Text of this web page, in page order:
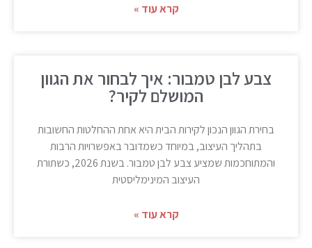
קרא עוד »
צבע לבן טמבור: איך לבחור את הגוון
המושלם לקיר?
בחירת הגוון הנכון לקירות הבית היא אחת ההחלטות החשובות
בתהליך העיצוב, במיוחד כשמדובר באפשרויות הרבות
והמתוחכמות שמציע צבע לבן טמבור. בשנת 2026, כשתורת
העיצוב המינימליסטית
קרא עוד »